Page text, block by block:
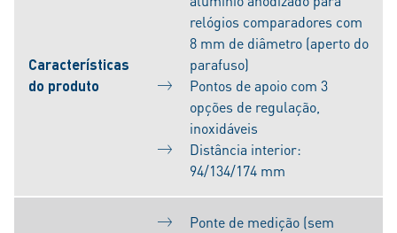
Características
do produto
relógios comparadores com
8 mm de diâmetro (aperto do
parafuso)
Pontos de apoio com 3
opções de regulação,
inoxidáveis
Distância interior:
94/134/174 mm
Ponte de medição (sem